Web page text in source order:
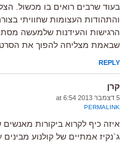
בעוד שרבים רואים בו מכשול.
והתהודות העצומות שחוויתי
הרגישות והעידנות שלמעשה
שבאמת מצליחה להפוך את הסרט
REPLY
קרן
5 דצמבר 2013 at 6:54
PERMALINK
איזה כיף לקרוא ביקורות
ג`נקיז אמתיים של קולנוע